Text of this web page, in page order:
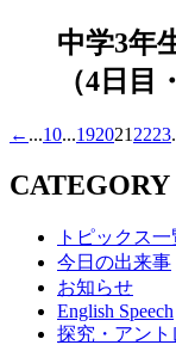
中学3年
（4日目
← ...10...192021 2223
CATEGORY
トピックス一
今日の出来事
お知らせ
English Speech
探究・アント